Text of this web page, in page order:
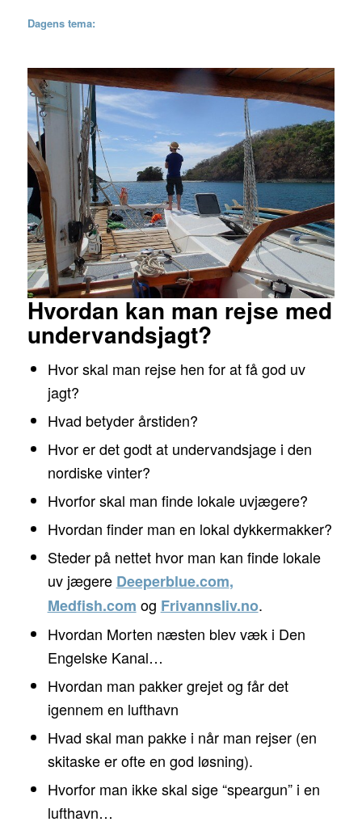
Dagens tema:
Hvordan kan man rejse med
undervandsjagt?
Hvor skal man rejse hen for at få god uv
jagt?
Hvad betyder årstiden?
Hvor er det godt at undervandsjage i den
nordiske vinter?
Hvorfor skal man finde lokale uvjægere?
Hvordan finder man en lokal dykkermakker?
Steder på nettet hvor man kan finde lokale
uv jægere Deeperblue.com,
Medfish.com og Frivannsliv.no.
Hvordan Morten næsten blev væk i Den
Engelske Kanal…
Hvordan man pakker grejet og får det
igennem en lufthavn
Hvad skal man pakke i når man rejser (en
skitaske er ofte en god løsning).
Hvorfor man ikke skal sige “speargun” i en
lufthavn…